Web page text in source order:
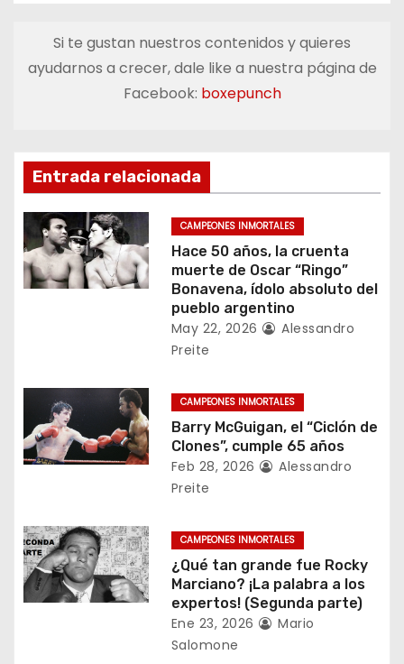
g
i
ó
n
d
n
t
r
d
a
Si te gustan nuestros contenidos y quieres
ayudarnos a crecer, dale like a nuestra página de
Facebook: boxepunch
Entrada relacionada
CAMPEONES INMORTALES
Hace 50 años, la cruenta
muerte de Oscar “Ringo”
Bonavena, ídolo absoluto del
pueblo argentino
May 22, 2026
Alessandro
Preite
CAMPEONES INMORTALES
Barry McGuigan, el “Ciclón de
Clones”, cumple 65 años
Feb 28, 2026
Alessandro
Preite
CAMPEONES INMORTALES
¿Qué tan grande fue Rocky
Marciano? ¡La palabra a los
expertos! (Segunda parte)
Ene 23, 2026
Mario
Salomone